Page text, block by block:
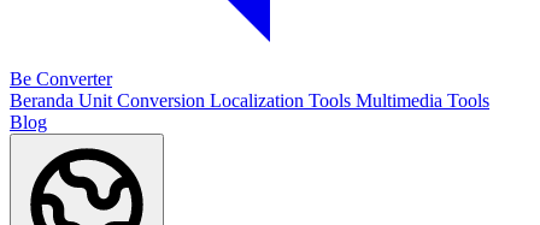
Be Converter
Beranda Unit Conversion Localization Tools Multimedia Tools
Blog